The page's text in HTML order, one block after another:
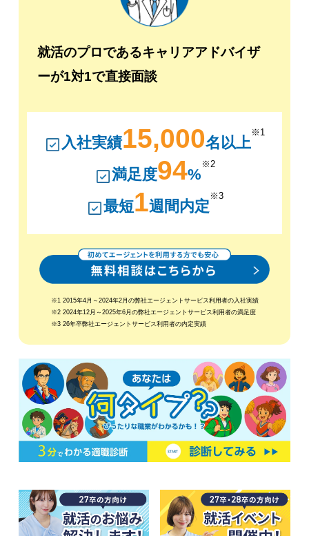
就活のプロであるキャリアアドバイザ
ーが1対1で直接面談
入社実績15,000名以上
※1
満足度94%
※2
最短1週間内定
※3
※1 2015年4月～2024年2月の弊社エージェントサービス利用者の入社実績
※2 2024年12月～2025年6月の弊社エージェントサービス利用者の満足度
※3 26年卒弊社エージェントサービス利用者の内定実績